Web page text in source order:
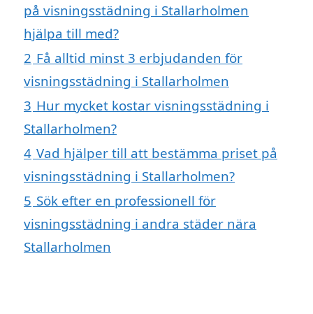
på visningsstädning i Stallarholmen
hjälpa till med?
2 Få alltid minst 3 erbjudanden för
visningsstädning i Stallarholmen
3 Hur mycket kostar visningsstädning i
Stallarholmen?
4 Vad hjälper till att bestämma priset på
visningsstädning i Stallarholmen?
5 Sök efter en professionell för
visningsstädning i andra städer nära
Stallarholmen